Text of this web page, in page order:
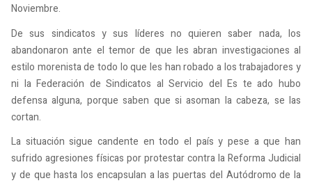
Noviembre.
De sus sindicatos y sus líderes no quieren saber nada, los
abandonaron ante el temor de que les abran investigaciones al
estilo morenista de todo lo que les han robado a los trabajadores y
ni la Federación de Sindicatos al Servicio del Es te ado hubo
defensa alguna, porque saben que si asoman la cabeza, se las
cortan.
La situación sigue candente en todo el país y pese a que han
sufrido agresiones físicas por protestar contra la Reforma Judicial
y de que hasta los encapsulan a las puertas del Autódromo de la